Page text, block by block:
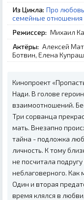
Из Цикла: Про
семейные отношения
Режиссер: Михаил
Актёры: Алексей
Ботвин, Елена
Кинопроект
Нади. В голове
взаимоотношений.
Три сорванца
мать. Внезапно
тайна - подложка
личность. К тому
не посчитала
неблаговерного. Как
Один и вторая
время клялся в